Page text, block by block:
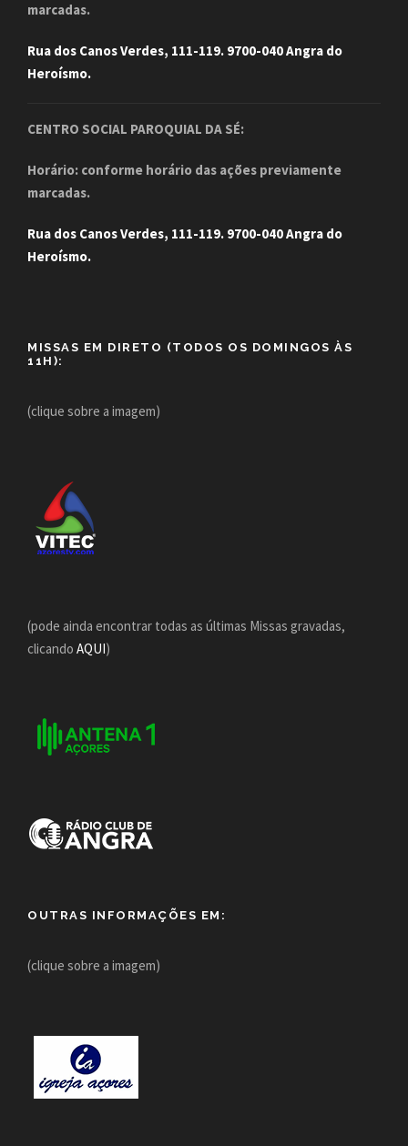
marcadas.
Rua dos Canos Verdes, 111-119. 9700-040 Angra do
Heroísmo.
CENTRO SOCIAL PAROQUIAL DA SÉ:
Horário: conforme horário das ações previamente
marcadas.
Rua dos Canos Verdes, 111-119. 9700-040 Angra do
Heroísmo.
MISSAS EM DIRETO (TODOS OS DOMINGOS ÀS
11H):
(clique sobre a imagem)
(pode ainda encontrar todas as últimas Missas gravadas,
clicando AQUI)
OUTRAS INFORMAÇÕES EM:
(clique sobre a imagem)